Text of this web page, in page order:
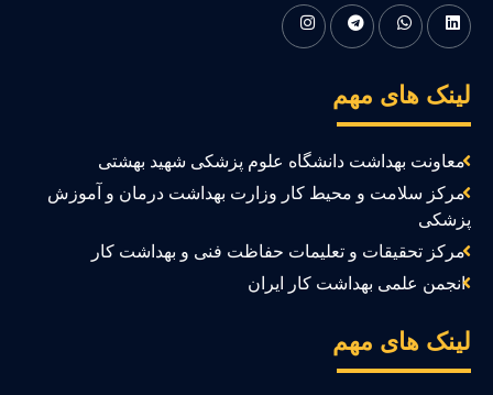
های مهم
معاونت بهداشت دانشگاه علوم پزشکی شهید بهشتی
مرکز سلامت و محیط کار وزارت بهداشت درمان و آموزش
مرکز تحقیقات و تعلیمات حفاظت فنی و بهداشت کار
انجمن علمی بهداشت کار ایران
های مهم